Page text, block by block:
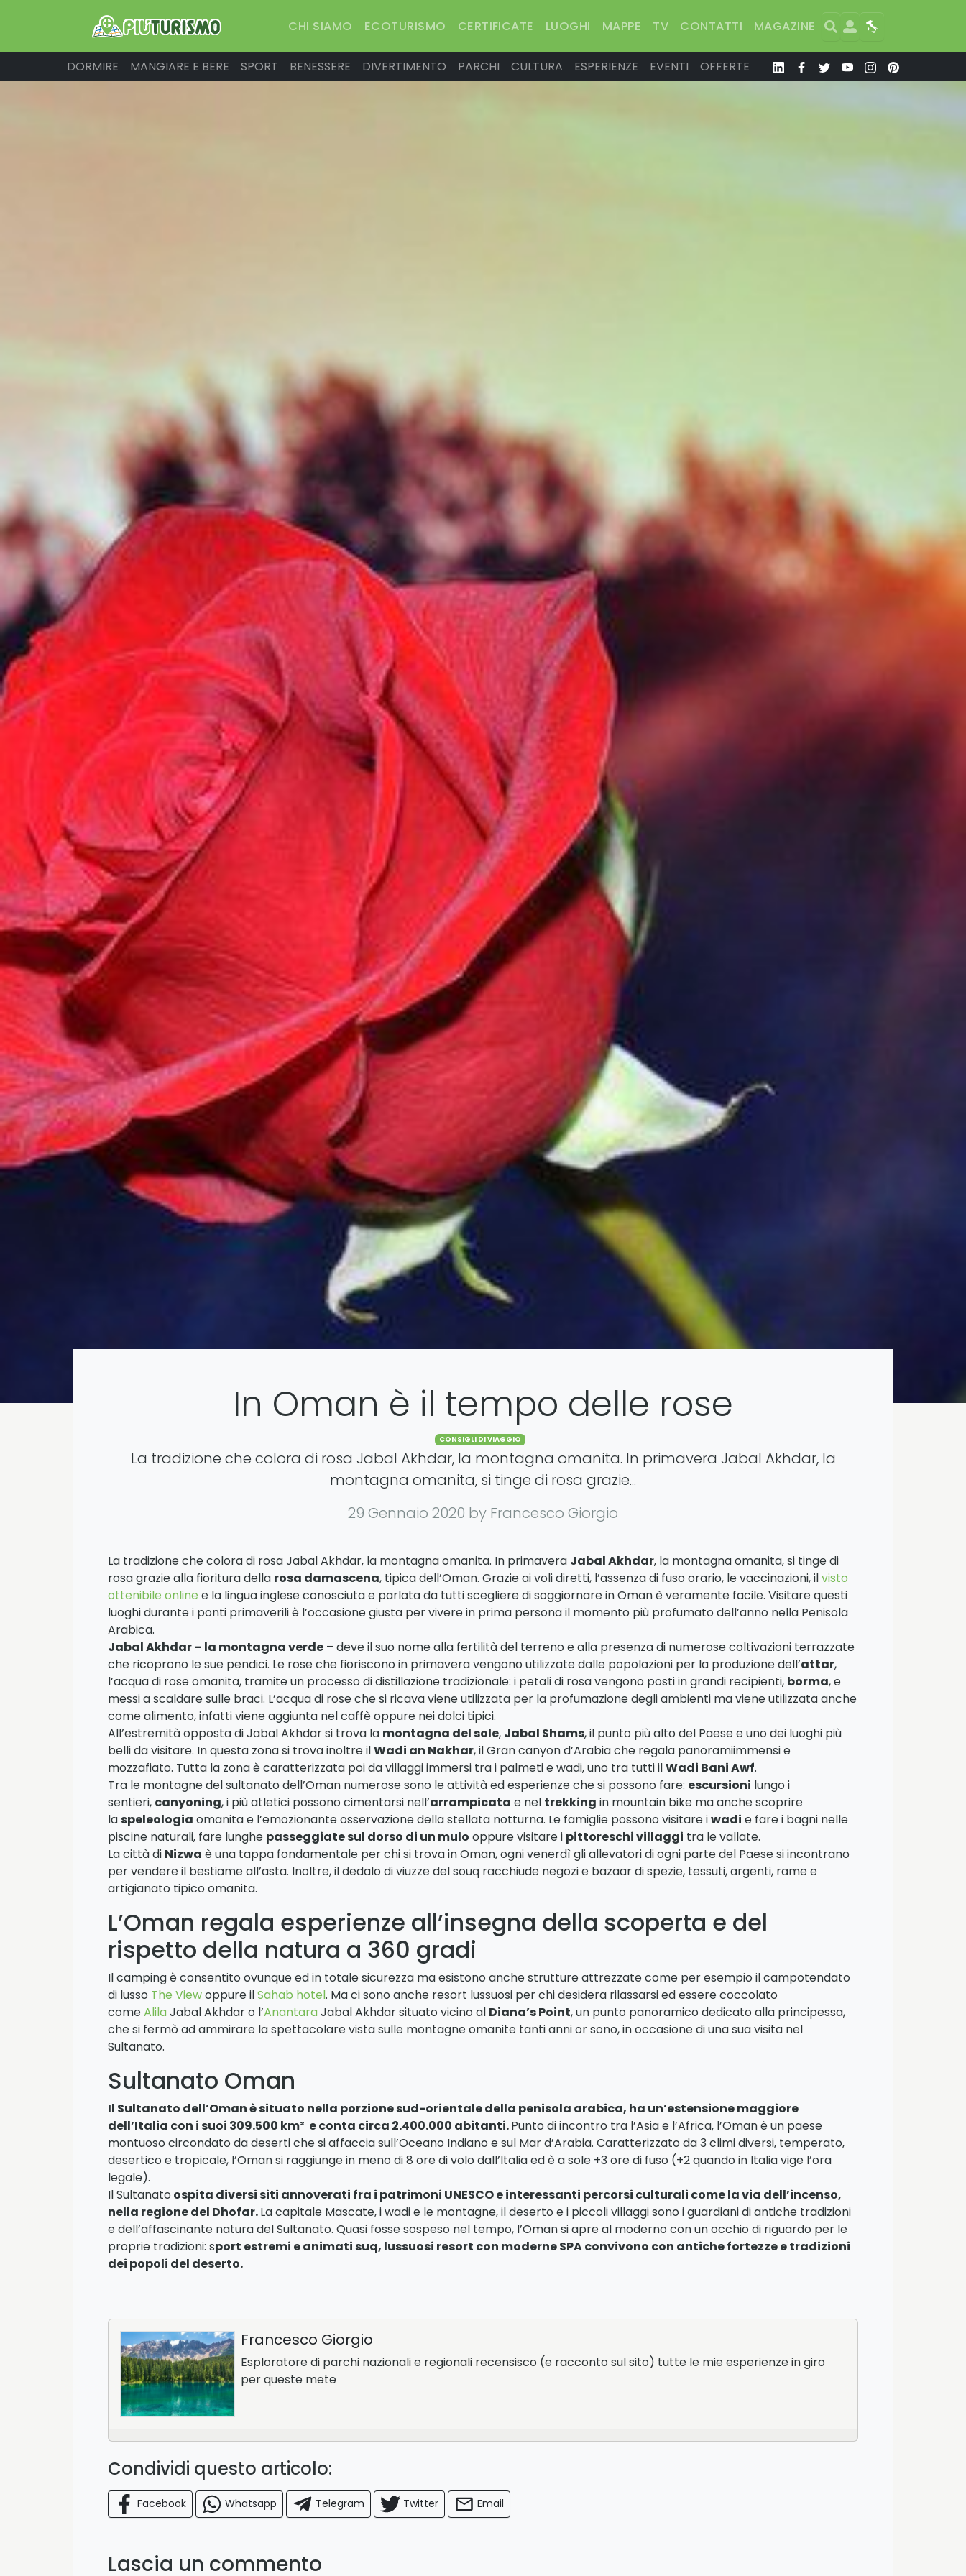
CHI SIAMO ECOTURISMO CERTIFICATE LUOGHI MAPPE TV CONTATTI MAGAZINE Search
User Map
DORMIRE MANGIARE E BERE SPORT BENESSERE DIVERTIMENTO PARCHI CULTURA ESPERIENZE EVENTI OFFERTE
In Oman è il tempo delle rose
Categories
CONSIGLI DI VIAGGIO
La tradizione che colora di rosa Jabal Akhdar, la montagna omanita. In primavera Jabal Akhdar, la
montagna omanita, si tinge di rosa grazie...
29 Gennaio 2020 by Francesco Giorgio
La tradizione che colora di rosa Jabal Akhdar, la montagna omanita. In primavera Jabal Akhdar, la montagna omanita, si tinge di
rosa grazie alla fioritura della rosa damascena, tipica dell’Oman. Grazie ai voli diretti, l’assenza di fuso orario, le vaccinazioni, ilvisto
ottenibile online e la lingua inglese conosciuta e parlata da tutti scegliere di soggiornare in Oman è veramente facile. Visitare questi
luoghi durante i ponti primaverili è l’occasione giusta per vivere in prima persona il momento più profumato dell’anno nella Penisola
Arabica.
Jabal Akhdar – la montagna verde – deve il suo nome alla fertilità del terreno e alla presenza di numerose coltivazioni terrazzate
che ricoprono le sue pendici. Le rose che fioriscono in primavera vengono utilizzate dalle popolazioni per la produzione dell’attar,
l’acqua di rose omanita, tramite un processo di distillazione tradizionale: i petali di rosa vengono posti in grandi recipienti, borma, e
messi a scaldare sulle braci. L’acqua di rose che si ricava viene utilizzata per la profumazione degli ambienti ma viene utilizzata anche
come alimento, infatti viene aggiunta nel caffè oppure nei dolci tipici.
All’estremità opposta di Jabal Akhdar si trova la montagna del sole, Jabal Shams, il punto più alto del Paese e uno dei luoghi più
belli da visitare. In questa zona si trova inoltre ilWadi an Nakhar, il Gran canyon d’Arabia che regala panoramiimmensi e
mozzafiato. Tutta la zona è caratterizzata poi da villaggi immersi tra i palmeti e wadi, uno tra tutti ilWadi Bani Awf.
Tra le montagne del sultanato dell’Oman numerose sono le attività ed esperienze che si possono fare: escursioni lungo i
sentieri, canyoning, i più atletici possono cimentarsi nell’arrampicata e nel trekking in mountain bike ma anche scoprire
laspeleologia omanita e l’emozionante osservazione della stellata notturna. Le famiglie possono visitare iwadi e fare i bagni nelle
piscine naturali, fare lunghe passeggiate sul dorso di un mulo oppure visitare i pittoreschi villaggi tra le vallate.
La città di Nizwa è una tappa fondamentale per chi si trova in Oman, ogni venerdì gli allevatori di ogni parte del Paese si incontrano
per vendere il bestiame all’asta. Inoltre, il dedalo di viuzze del souq racchiude negozi e bazaar di spezie, tessuti, argenti, rame e
artigianato tipico omanita.
L’Oman regala esperienze all’insegna della scoperta e del
rispetto della natura a 360 gradi
Il camping è consentito ovunque ed in totale sicurezza ma esistono anche strutture attrezzate come per esempio il campotendato
di lusso The Viewoppure ilSahab hotel. Ma ci sono anche resort lussuosi per chi desidera rilassarsi ed essere coccolato
comeAlilaJabal Akhdar o l’AnantaraJabal Akhdar situato vicino al Diana’s Point, un punto panoramico dedicato alla principessa,
che si fermò ad ammirare la spettacolare vista sulle montagne omanite tanti anni or sono, in occasione di una sua visita nel
Sultanato.
Sultanato Oman
Il Sultanato dell’Oman è situato nella porzione sud-orientale della penisola arabica, ha un’estensione maggiore
dell’Italia con i suoi 309.500 km² e conta circa 2.400.000 abitanti.Punto di incontro tra l’Asia e l’Africa, l’Oman è un paese
montuoso circondato da deserti che si affaccia sull’Oceano Indiano e sul Mar d’Arabia. Caratterizzato da 3 climi diversi, temperato,
desertico e tropicale, l’Oman si raggiunge in meno di 8 ore di volo dall’Italia ed è a sole +3 ore di fuso (+2 quando in Italia vige l’ora
legale).
Il Sultanato ospita diversi siti annoverati fra i patrimoni UNESCO e interessanti percorsi culturali come la via dell’incenso,
nella regione del Dhofar.La capitale Mascate, i wadi e le montagne, il deserto e i piccoli villaggi sono i guardiani di antiche tradizioni
e dell’affascinante natura del Sultanato. Quasi fosse sospeso nel tempo, l’Oman si apre al moderno con un occhio di riguardo per le
proprie tradizioni: sport estremi e animati suq, lussuosi resort con moderne SPA convivono con antiche fortezze e tradizioni
dei popoli del deserto.
Francesco Giorgio
Esploratore di parchi nazionali e regionali recensisco (e racconto sul sito) tutte le mie esperienze in giro
per queste mete
Condividi questo articolo:
Facebook Whatsapp Telegram Twitter Email
Lascia un commento